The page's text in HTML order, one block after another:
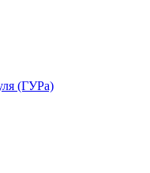
(ГУРа)